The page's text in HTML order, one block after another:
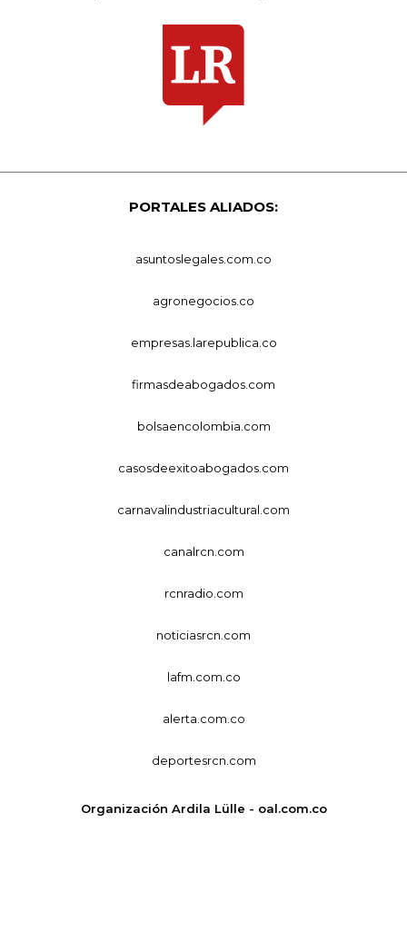
PORTALES ALIADOS:
asuntoslegales.com.co
agronegocios.co
empresas.larepublica.co
firmasdeabogados.com
bolsaencolombia.com
casosdeexitoabogados.com
carnavalindustriacultural.com
canalrcn.com
rcnradio.com
noticiasrcn.com
lafm.com.co
alerta.com.co
deportesrcn.com
Organización Ardila Lülle - oal.com.co